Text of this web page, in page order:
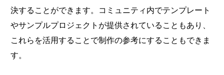
決することができます。コミュニティ内でテンプレート
やサンプルプロジェクトが提供されていることもあり、
これらを活用することで制作の参考にすることもできま
す。